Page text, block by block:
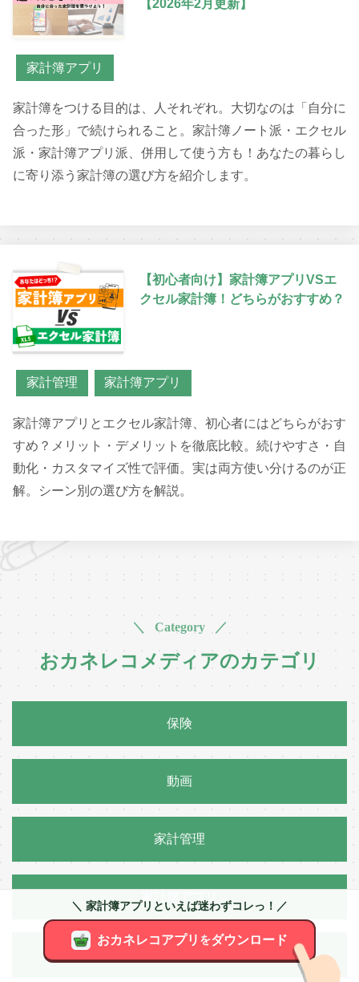
【2026年2月更新】
家計簿アプリ
家計簿をつける目的は、人それぞれ。大切なのは「自分に
合った形」で続けられること。家計簿ノート派・エクセル
派・家計簿アプリ派、併用して使う方も！あなたの暮らし
に寄り添う家計簿の選び方を紹介します。
【初心者向け】家計簿アプリVSエ
クセル家計簿！どちらがおすすめ？
家計管理 家計簿アプリ
家計簿アプリとエクセル家計簿、初心者にはどちらがおす
すめ？メリット・デメリットを徹底比較。続けやすさ・自
動化・カスタマイズ性で評価。実は両方使い分けるのが正
解。シーン別の選び方を解説。
＼ Category ／
おカネレコメディアのカテゴリ
保険
動画
家計管理
家計簿アプリ
＼ 家計簿アプリといえば迷わずコレっ！／
おカネレコアプリ をダウンロード